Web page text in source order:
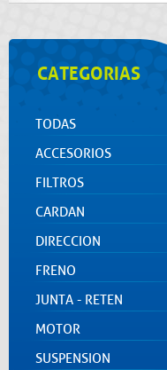
CATEGORIAS
TODAS
ACCESORIOS
FILTROS
CARDAN
DIRECCION
FRENO
JUNTA - RETEN
MOTOR
SUSPENSION